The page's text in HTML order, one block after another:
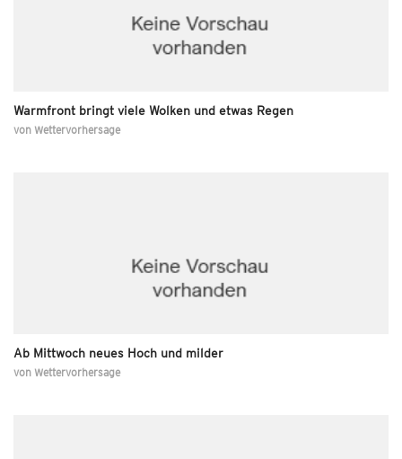
Warmfront bringt viele Wolken und etwas Regen
von Wettervorhersage
Ab Mittwoch neues Hoch und milder
von Wettervorhersage